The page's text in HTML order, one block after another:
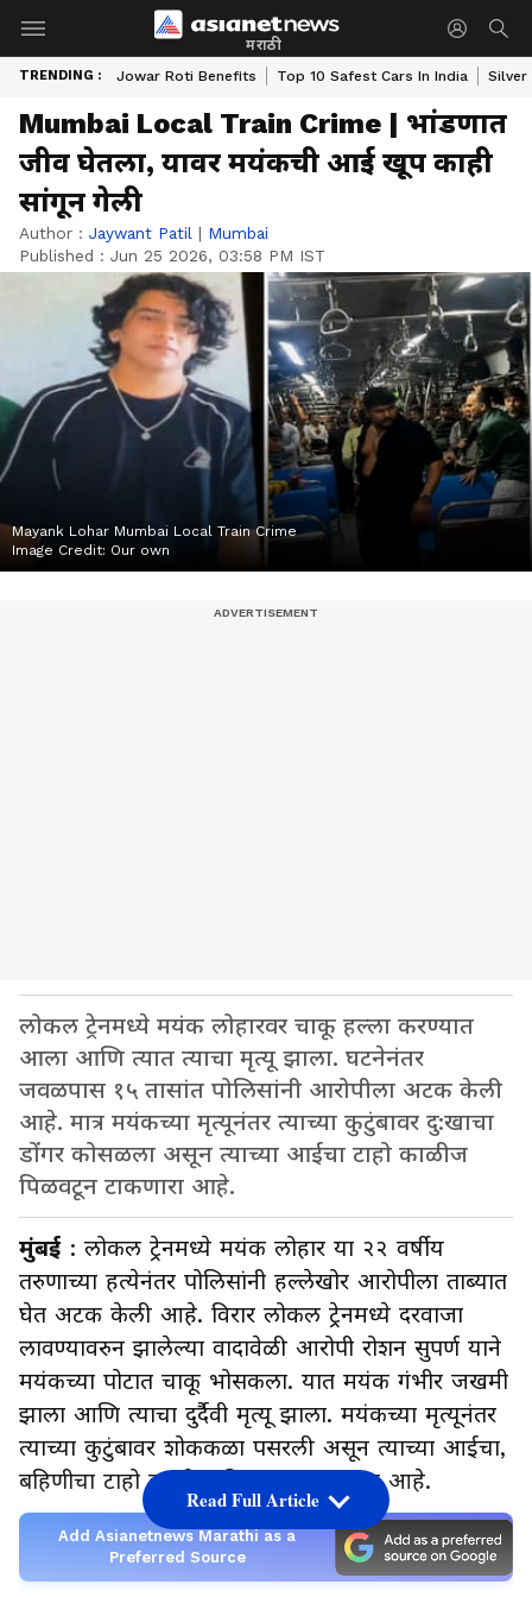
मराठी
TRENDING : Jowar Roti Benefits Top 10 Safest Cars In India Silver
Mumbai Local Train Crime | भांडणात
जीव घेतला, यावर मयंकची आई खूप काही
सांगून गेली
Author : Jaywant Patil | Mumbai
Published : Jun 25 2026, 03:58 PM IST
Mayank Lohar Mumbai Local Train Crime
Image Credit: Our own
लोकल ट्रेनमध्ये मयंक लोहारवर चाकू हल्ला करण्यात
आला आणि त्यात त्याचा मृत्यू झाला. घटनेनंतर
जवळपास १५ तासांत पोलिसांनी आरोपीला अटक केली
आहे. मात्र मयंकच्या मृत्यूनंतर त्याच्या कुटुंबावर दु:खाचा
डोंगर कोसळला असून त्याच्या आईचा टाहो काळीज
पिळवटून टाकणारा आहे.
मुंबई : लोकल ट्रेनमध्ये मयंक लोहार या २२ वर्षीय
तरुणाच्या हत्येनंतर पोलिसांनी हल्लेखोर आरोपीला ताब्यात
घेत अटक केली आहे. विरार लोकल ट्रेनमध्ये दरवाजा
लावण्यावरुन झालेल्या वादावेळी आरोपी रोशन सुपर्ण याने
मयंकच्या पोटात चाकू भोसकला. यात मयंक गंभीर जखमी
झाला आणि त्याचा दुर्दैवी मृत्यू झाला. मयंकच्या मृत्यूनंतर
त्याच्या कुटुंबावर शोककळा पसरली असून त्याच्या आईचा,
बहिणीचा टाहो काळीज पिळवटून टाकणारा आहे.
Add Asianetnews Marathi as a
Preferred Source
Read Full Article